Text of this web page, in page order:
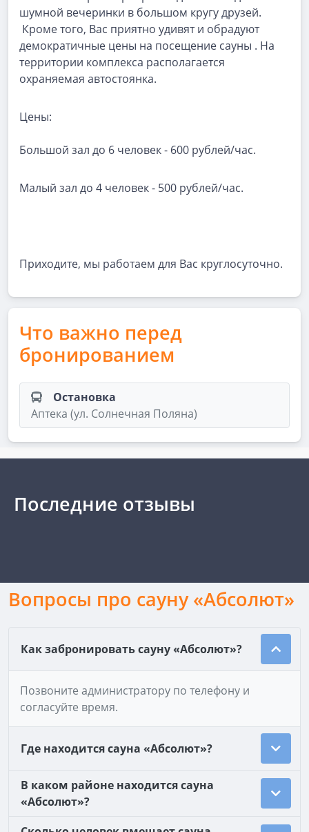
шумной вечеринки в большом кругу друзей.
Кроме того, Вас приятно удивят и обрадуют
демократичные цены на посещение сауны . На
территории комплекса располагается
охраняемая автостоянка.
Цены:
Большой зал до 6 человек - 600 рублей/час.
Малый зал до 4 человек - 500 рублей/час.
Приходите, мы работаем для Вас круглосуточно.
Что важно перед
бронированием
Остановка
Аптека (ул. Солнечная Поляна)
Последние отзывы
Вопросы про сауну «Абсолют»
Как забронировать сауну «Абсолют»?
Позвоните администратору по телефону и
согласуйте время.
Где находится сауна «Абсолют»?
В каком районе находится сауна
«Абсолют»?